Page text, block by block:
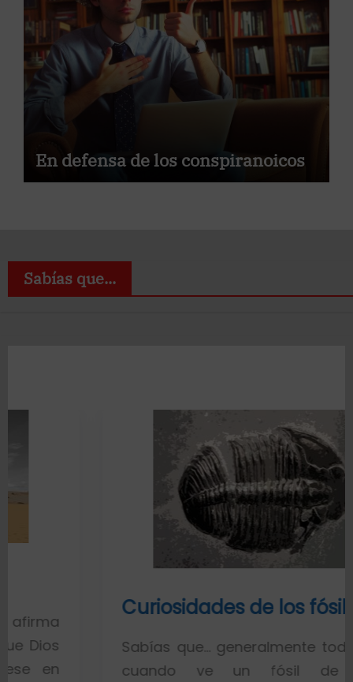
En defensa de los conspiranoicos
Sabías que...
Curiosidades de los fósiles
Sabías que… generalmente toda la gente
cuando ve un fósil de un pez